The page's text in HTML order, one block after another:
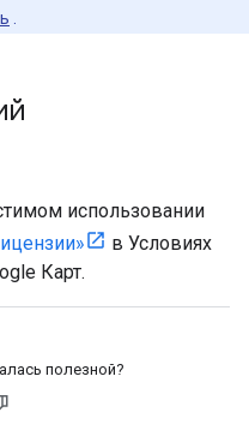
использовании
в Условиях
Карт.
полезной?